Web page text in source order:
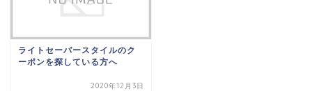
ライトセーバースタイルのク
ーポンを探している方へ
2020年12月3日